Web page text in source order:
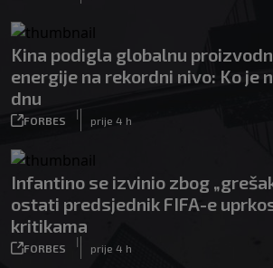
Kina podigla globalnu
energije na rekordni nivo: Ko je
dnu
FORBES
|
prije 4 h
Infantino se izvinio zbog
ostati predsjednik FIFA-e
kritikama
FORBES
|
prije 4 h